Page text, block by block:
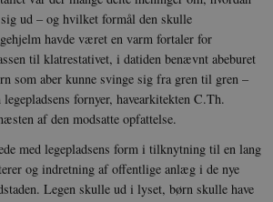
ud – og hvilket formål den skulle
havde været en varm fortaler for
til klatrestativet, i datiden benævnt abeburet
som aber kunne svinge sig fra gren til gren –
fornyer, havearkitekten C.Th.
af den modsatte opfattelse.
med legepladsens form i tilknytning til en lang
og indretning af offentlige anlæg i de nye
Legen skulle ud i lyset, børn skulle have